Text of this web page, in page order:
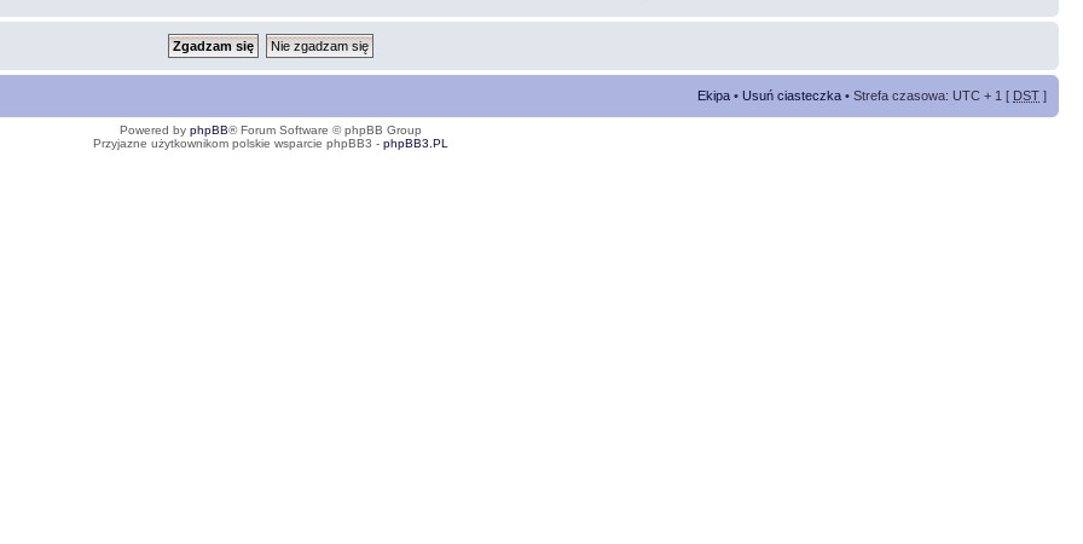
Ekipa • Usuń ciasteczka • Strefa czasowa: UTC + 1 [ DST ]
Powered by phpBB® Forum Software © phpBB Group
Przyjazne użytkownikom polskie wsparcie phpBB3 - phpBB3.PL